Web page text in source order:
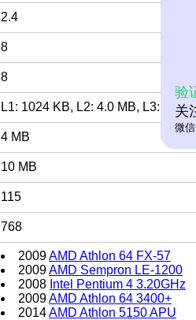
2.4
8
8
L1: 1024 KB, L2: 4.0 MB, L3: 10
4 MB
10 MB
115
768
2009AMD Athlon 64 FX-57
2009AMD Sempron LE-1200
2008 Intel Pentium 4 3.20GHz
2009AMD Athlon 64 3400+
2014AMD Athlon 5150 APU
验
关
微